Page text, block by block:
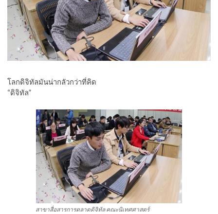
โลกดิจิทัลมันน่ากลัวกว่าที่คิด
“ดิจิทัล”
สาขาสื่อสารการตลาดดิจิทัล คณะนิเทศศาสตร์